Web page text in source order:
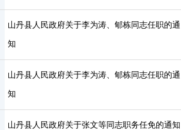
山丹县人民政府关于李为涛、郇栋同志任职的通
知
山丹县人民政府关于李为涛、郇栋同志任职的通
知
山丹县人民政府关于张文等同志职务任免的通知